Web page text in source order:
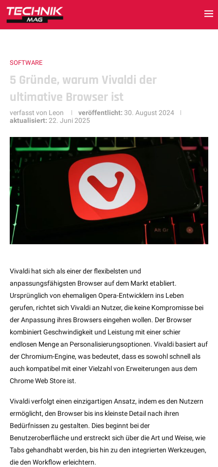
SOFTWARE
5 Gründe, warum Vivaldi der
ultimative Browser ist
verfasst von Leon veröffentlicht: 30. August 2024
aktualisiert: 22. Juni 2025
Vivaldi hat sich als einer der flexibelsten und
anpassungsfähigsten Browser auf dem Markt etabliert.
Ursprünglich von ehemaligen Opera-Entwicklern ins Leben
gerufen, richtet sich Vivaldi an Nutzer, die keine Kompromisse bei
der Anpassung ihres Browsers eingehen wollen. Der Browser
kombiniert Geschwindigkeit und Leistung mit einer schier
endlosen Menge an Personalisierungsoptionen. Vivaldi basiert auf
der Chromium-Engine, was bedeutet, dass es sowohl schnell als
auch kompatibel mit einer Vielzahl von Erweiterungen aus dem
Chrome Web Store ist.
Vivaldi verfolgt einen einzigartigen Ansatz, indem es den Nutzern
ermöglicht, den Browser bis ins kleinste Detail nach ihren
Bedürfnissen zu gestalten. Dies beginnt bei der
Benutzeroberfläche und erstreckt sich über die Art und Weise, wie
Tabs gehandhabt werden, bis hin zu den integrierten Werkzeugen,
die den Workflow erleichtern.